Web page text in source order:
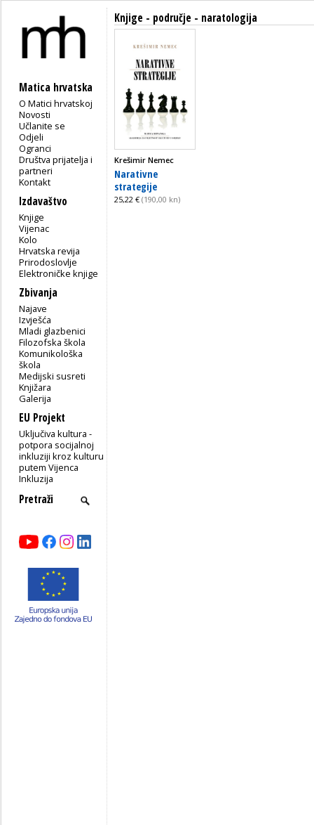
Matica hrvatska
O Matici hrvatskoj
Novosti
Učlanite se
Odjeli
Ogranci
Društva prijatelja i
partneri
Kontakt
Izdavaštvo
Knjige
Vijenac
Kolo
Hrvatska revija
Prirodoslovlje
Elektroničke knjige
Zbivanja
Najave
Izvješća
Mladi glazbenici
Filozofska škola
Komunikološka
škola
Medijski susreti
Knjižara
Galerija
EU Projekt
Uključiva kultura -
potpora socijalnoj
inkluziji kroz kulturu
putem Vijenca
Inkluzija
Knjige - područje - naratologija
Krešimir Nemec
Narativne
strategije
25,22 € (190,00 kn)